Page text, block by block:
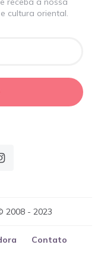
cultura oriental.
2008 - 2023
Contato